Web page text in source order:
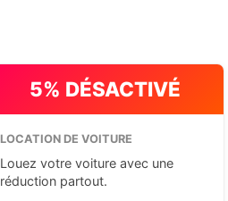
5% DÉSACTIVÉ
LOCATION DE VOITURE
Louez votre voiture avec une
réduction partout.